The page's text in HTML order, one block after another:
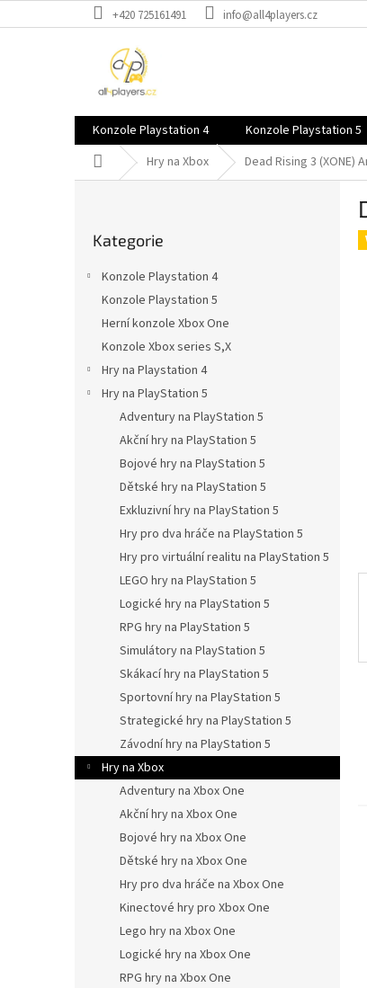
na
+420 725161491 info@all4players.cz
Konzole Playstation 4 Konzole Playstation 5
Domů Hry na Xbox Dead Rising 3 (XONE)
kategorie
Kategorie
Konzole Playstation 4
Konzole Playstation 5
Herní konzole Xbox One
Konzole Xbox series S,X
Hry na Playstation 4
Hry na PlayStation 5
Adventury na PlayStation 5
Akční hry na PlayStation 5
Bojové hry na PlayStation 5
Dětské hry na PlayStation 5
Exkluzivní hry na PlayStation 5
Hry pro dva hráče na PlayStation 5
Hry pro virtuální realitu na PlayStation 5
LEGO hry na PlayStation 5
Logické hry na PlayStation 5
RPG hry na PlayStation 5
Simulátory na PlayStation 5
Skákací hry na PlayStation 5
Sportovní hry na PlayStation 5
Strategické hry na PlayStation 5
Závodní hry na PlayStation 5
Hry na Xbox
Adventury na Xbox One
Akční hry na Xbox One
Bojové hry na Xbox One
Dětské hry na Xbox One
Hry pro dva hráče na Xbox One
Kinectové hry pro Xbox One
Lego hry na Xbox One
Logické hry na Xbox One
RPG hry na Xbox One